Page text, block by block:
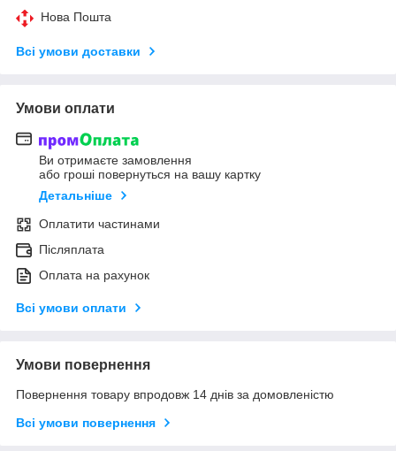
Нова Пошта
Всі умови доставки
Умови оплати
Ви отримаєте замовлення
або гроші повернуться на вашу картку
Детальніше
Оплатити частинами
Післяплата
Оплата на рахунок
Всі умови оплати
Умови повернення
Повернення товару впродовж 14 днів за домовленістю
Всі умови повернення